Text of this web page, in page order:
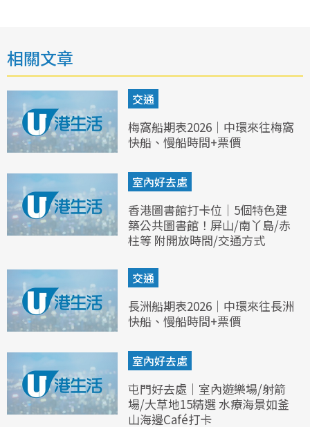
相關文章
交通
梅窩船期表2026｜中環來往梅窩
快船、慢船時間+票價
室內好去處
香港圖書館打卡位｜5個特色建
築公共圖書館！屏山/南丫島/赤
柱等 附開放時間/交通方式
交通
長洲船期表2026｜中環來往長洲
快船、慢船時間+票價
室內好去處
屯門好去處｜室內遊樂場/射箭
場/大草地15精選 水療海景如釜
山海邊Café打卡